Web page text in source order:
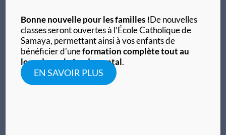
Lycée du Séminaire Pie XII
Lorem ipsum dolor sit amet, consectetur adipiscing
elit. Ut elit tellus, luctus nec ullamcorper mattis,
pulvinar dapibus leo. Lorem ipsum dolor sit amet,
consectetur adipiscing elit. Ut elit tellus, luctus nec
Bonne nouvelle pour les familles !De nouvelles
classes seront ouvertes à l’École Catholique de
Samaya, permettant ainsi à vos enfants de
bénéficier d’uneformation complète tout au
long du cycle fondamental.
EN SAVOIR PLUS